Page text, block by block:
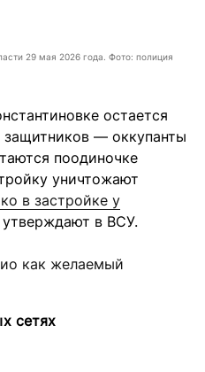
29 мая 2026 года. Фото: полиция
остается
— оккупанты
поодиночке
уничтожают
в застройке у
утверждают в ВСУ.
как желаемый
сетях